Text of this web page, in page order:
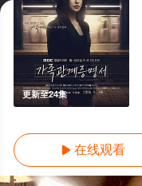
更新至24集
 在线观看